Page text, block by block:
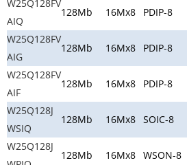
W25Q128FV
AIQ
128Mb 16Mx8 PDIP-8
W25Q128FV
AIG
128Mb 16Mx8 PDIP-8
W25Q128FV
AIF
128Mb 16Mx8 PDIP-8
W25Q128J
WSIQ
128Mb 16Mx8 SOIC-8
W25Q128J
128Mb 16Mx8 WSON-8